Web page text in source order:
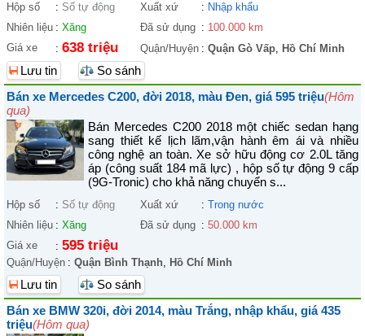
Hộp số : Số tự động Xuất xứ : Nhập khẩu
Nhiên liệu : Xăng Đã sử dụng : 100.000 km
Giá xe
: 638 triệu Quận/Huyện : Quận Gò Vấp, Hồ Chí Minh
Lưu tin
So sánh
Bán xe Mercedes C200, đời 2018, màu Đen, giá 595 triệu(Hôm
qua)
Bán Mercedes C200 2018 một chiếc sedan hạng
sang thiết kế lịch lãm,vận hành êm ái và nhiều
công nghệ an toàn. Xe sở hữu động cơ 2.0L tăng
áp (công suất 184 mã lực) , hộp số tự động 9 cấp
(9G-Tronic) cho khả năng chuyển s...
Hộp số : Số tự động Xuất xứ : Trong nước
Nhiên liệu : Xăng Đã sử dụng : 50.000 km
Giá xe
: 595 triệu
Quận/Huyện : Quận Bình Thạnh, Hồ Chí Minh
Lưu tin
So sánh
Bán xe BMW 320i, đời 2014, màu Trắng, nhập khẩu, giá 435
triệu(Hôm qua)